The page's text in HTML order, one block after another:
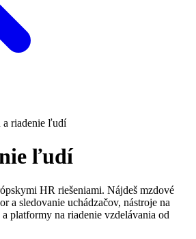
a riadenie ľudí
ľudí
HR riešeniami. Nájdeš mzdové
a sledovanie uchádzačov, nástroje na
platformy na riadenie vzdelávania od